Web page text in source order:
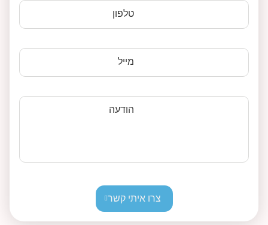
טלפון
מייל
הודעה
צרו איתי קשר